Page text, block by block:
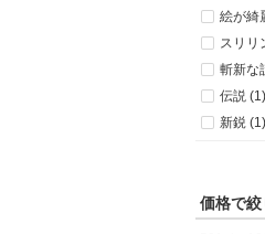
絵が綺
スリリ
斬新な
伝説 (1)
新鋭 (1)
価格で